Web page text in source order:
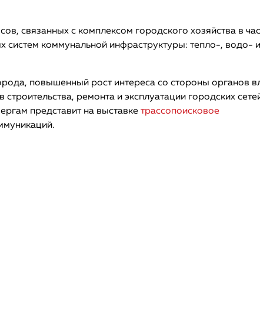
связанных с комплексом городского хозяйства в
систем коммунальной инфраструктуры: тепло-, водо- и
повышенный рост интереса со стороны органов
ремонта и эксплуатации городских
представит на выставке трассопоисковое